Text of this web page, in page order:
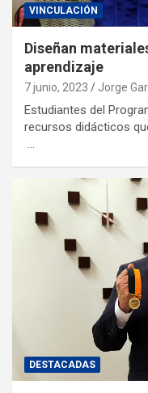
VINCULACIÓN
Diseñan
aprendizaje
7 junio, 2023 Jorge
Estudiantes del
recursos didácticos
…
DESTACADAS